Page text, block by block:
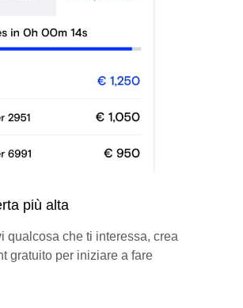
più alta
qualcosa che ti interessa, crea
gratuito per iniziare a fare